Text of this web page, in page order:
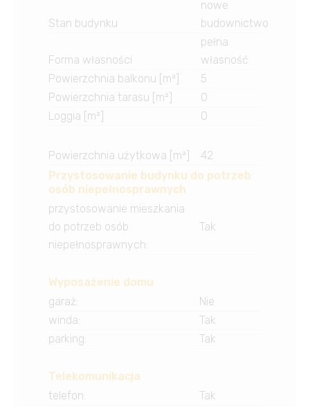
Stan budynku
nowe
budownictwo
Forma własności
pełna
własność
Powierzchnia balkonu [m²]
5
Powierzchnia tarasu [m²]
0
Loggia [m²]
0
Powierzchnia użytkowa [m²]
42
Przystosowanie budynku do potrzeb
osób niepełnosprawnych
przystosowanie mieszkania
do potrzeb osób
niepełnosprawnych:
Tak
Wyposażenie domu
garaż:
Nie
winda:
Tak
parking: Tak
Telekomunikacja
telefon:
Tak